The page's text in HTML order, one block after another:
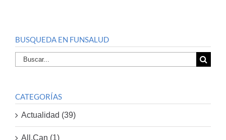
BUSQUEDA EN FUNSALUD
Buscar
por:
CATEGORÍAS
Actualidad (39)
All.Can (1)